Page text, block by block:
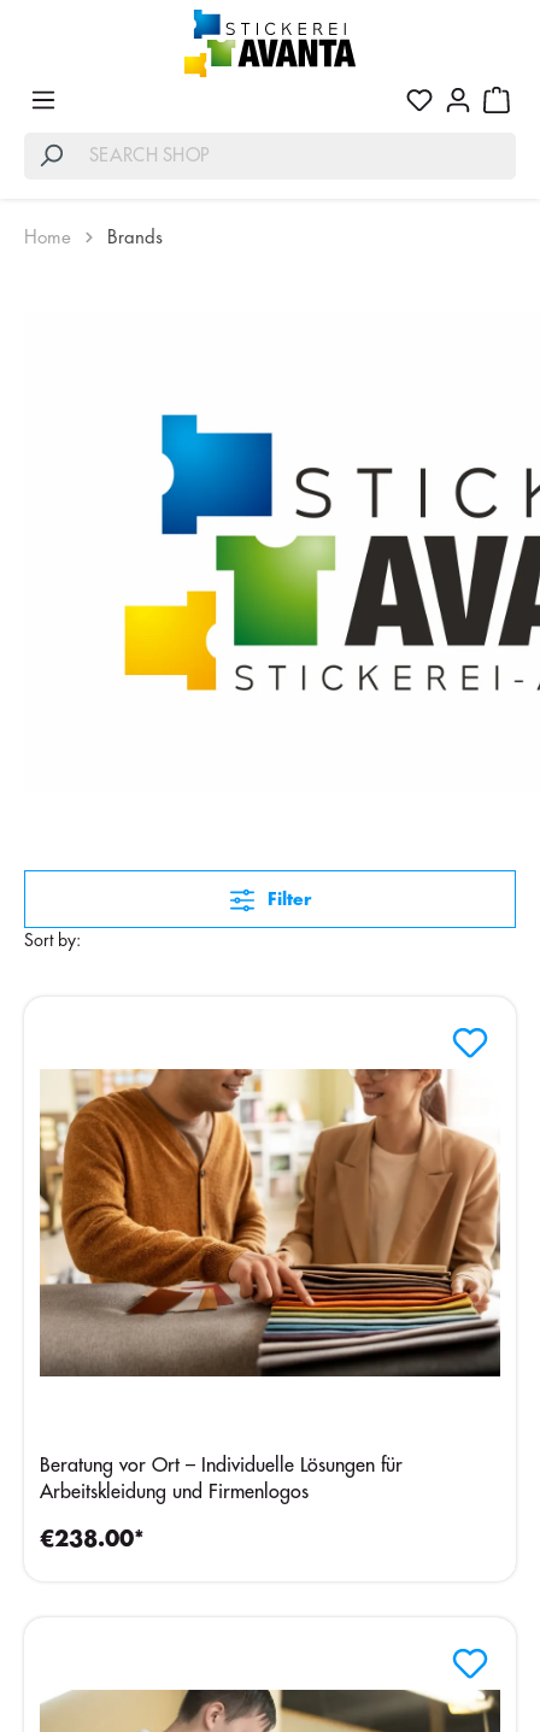
Home Brands
Filter
Sort by:
Beratung vor Ort – Individuelle Lösungen für
Arbeitskleidung und Firmenlogos
€238.00*